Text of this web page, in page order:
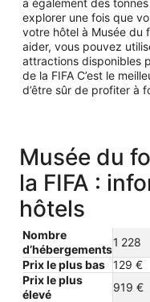
a également des
explorer une fois que
votre hôtel à Musée du
aider, vous pouvez
attractions disponibles
de la FIFA C’est le
d’être sûr de profiter à
Musée du
la FIFA :
hôtels
Nombre
d’hébergements
1 228
Prix le plus bas 129 €
Prix le plus
élevé
919 €